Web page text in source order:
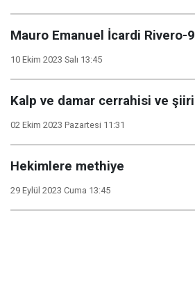
Mauro Emanuel İcardi Rivero-9
10 Ekim 2023 Salı 13:45
Kalp ve damar cerrahisi ve şiiri
02 Ekim 2023 Pazartesi 11:31
Hekimlere methiye
29 Eylül 2023 Cuma 13:45